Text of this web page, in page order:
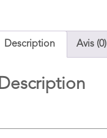
Description Avis (0)
Description